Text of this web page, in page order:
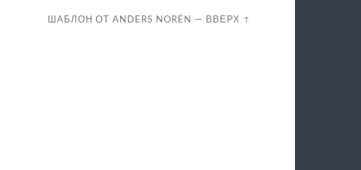
ШАБЛОН ОТANDERS NORÉN — ВВЕРХ ↑